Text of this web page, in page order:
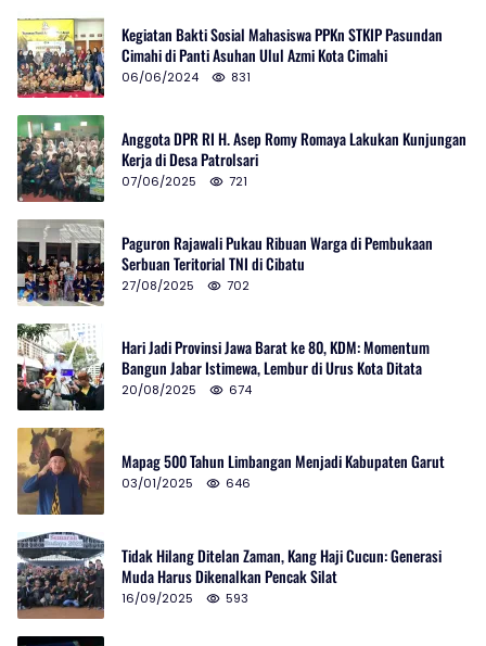
Kegiatan Bakti Sosial Mahasiswa PPKn STKIP Pasundan
Cimahi di Panti Asuhan Ulul Azmi Kota Cimahi
06/06/2024 831
Anggota DPR RI H. Asep Romy Romaya Lakukan Kunjungan
Kerja di Desa Patrolsari
07/06/2025 721
Paguron Rajawali Pukau Ribuan Warga di Pembukaan
Serbuan Teritorial TNI di Cibatu
27/08/2025 702
Hari Jadi Provinsi Jawa Barat ke 80, KDM: Momentum
Bangun Jabar Istimewa, Lembur di Urus Kota Ditata
20/08/2025 674
Mapag 500 Tahun Limbangan Menjadi Kabupaten Garut
03/01/2025 646
Tidak Hilang Ditelan Zaman, Kang Haji Cucun: Generasi
Muda Harus Dikenalkan Pencak Silat
16/09/2025 593